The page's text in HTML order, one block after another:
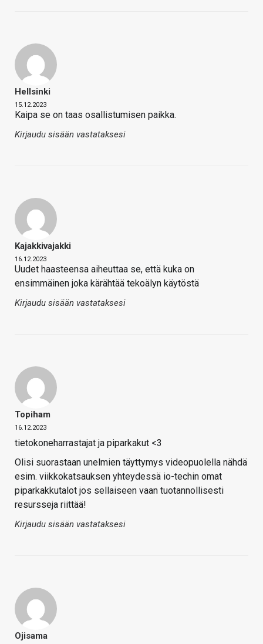
Hellsinki
15.12.2023
Kaipa se on taas osallistumisen paikka.
Kirjaudu sisään vastataksesi
Kajakkivajakki
16.12.2023
Uudet haasteensa aiheuttaa se, että kuka on
ensimmäinen joka kärähtää tekoälyn käytöstä
Kirjaudu sisään vastataksesi
Topiham
16.12.2023
tietokoneharrastajat ja piparkakut <3
Olisi suorastaan unelmien täyttymys videopuolella nähdä
esim. viikkokatsauksen yhteydessä io-techin omat
piparkakkutalot jos sellaiseen vaan tuotannollisesti
resursseja riittää!
Kirjaudu sisään vastataksesi
Ojisama